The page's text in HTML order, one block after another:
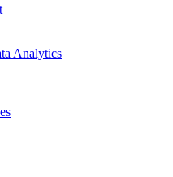
Analytics